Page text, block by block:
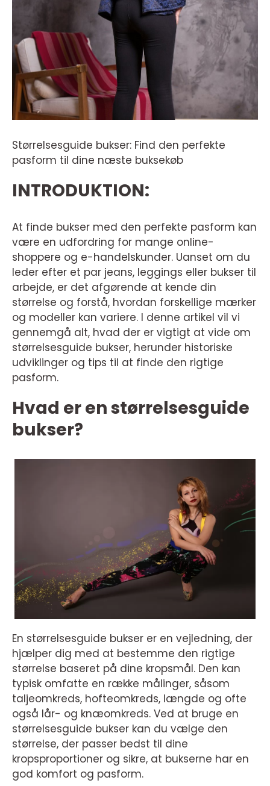
Størrelsesguide bukser: Find den perfekte
pasform til dine næste buksekøb
INTRODUKTION:
At finde bukser med den perfekte pasform kan
være en udfordring for mange online-
shoppere og e-handelskunder. Uanset om du
leder efter et par jeans, leggings eller bukser til
arbejde, er det afgørende at kende din
størrelse og forstå, hvordan forskellige mærker
og modeller kan variere. I denne artikel vil vi
gennemgå alt, hvad der er vigtigt at vide om
størrelsesguide bukser, herunder historiske
udviklinger og tips til at finde den rigtige
pasform.
Hvad er en størrelsesguide
bukser?
En størrelsesguide bukser er en vejledning, der
hjælper dig med at bestemme den rigtige
størrelse baseret på dine kropsmål. Den kan
typisk omfatte en række målinger, såsom
taljeomkreds, hofteomkreds, længde og ofte
også lår- og knæomkreds. Ved at bruge en
størrelsesguide bukser kan du vælge den
størrelse, der passer bedst til dine
kropsproportioner og sikre, at bukserne har en
god komfort og pasform.